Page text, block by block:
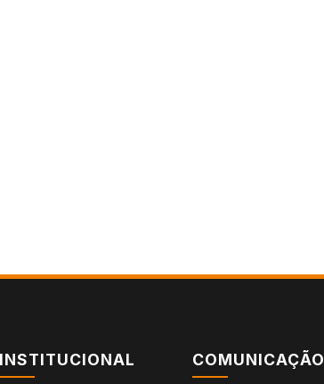
INSTITUCIONAL COMUNICAÇÃO